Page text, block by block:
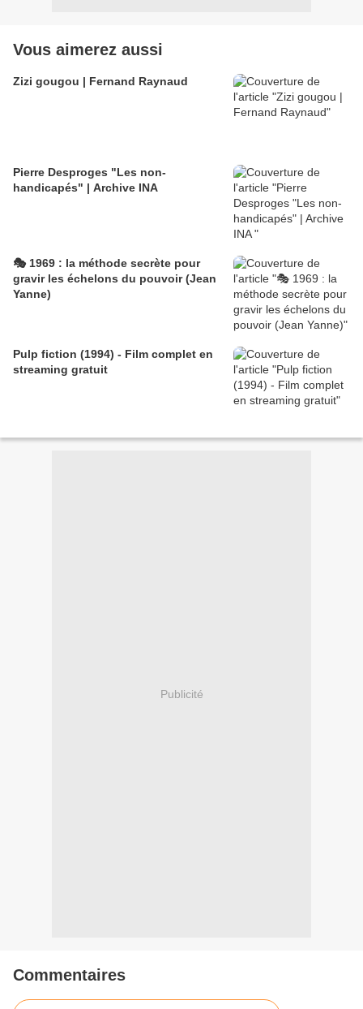
Vous aimerez aussi
Zizi gougou | Fernand Raynaud
Pierre Desproges "Les non-
handicapés" | Archive INA
🎭 1969 : la méthode secrète pour
gravir les échelons du pouvoir (Jean
Yanne)
Pulp fiction (1994) - Film complet en
streaming gratuit
Publicité
Commentaires